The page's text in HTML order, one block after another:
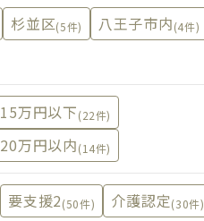
杉並区(5件) 八王子市内(4件)
15万円以下(22件)
20万円以内(14件)
要支援2(50件) 介護認定(30件)